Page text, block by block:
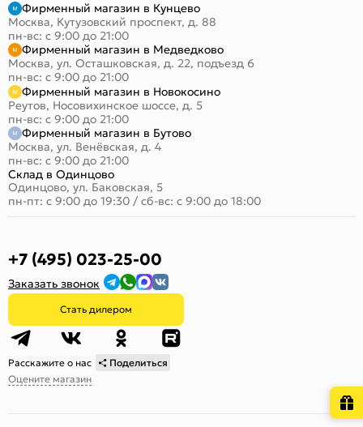
Фирменный магазин в Кунцево
Москва, Кутузовский проспект, д. 88
пн-вс: с 9:00 до 21:00
Фирменный магазин в Медведково
Москва, ул. Осташковская, д. 22, подъезд 6
пн-вс: с 9:00 до 21:00
Фирменный магазин в Новокосино
Реутов, Носовихинское шоссе, д. 5
пн-вс: с 9:00 до 21:00
Фирменный магазин в Бутово
Москва, ул. Венёвская, д. 4
пн-вс: с 9:00 до 21:00
Склад в Одинцово
Одинцово, ул. Баковская, 5
пн-пт: с 9:00 до 19:30 / сб-вс: с 9:00 до 18:00
+7 (495) 023-25-00
Заказать звонок
Стать дилером
Расскажите о нас
Поделиться
Оцените магазин